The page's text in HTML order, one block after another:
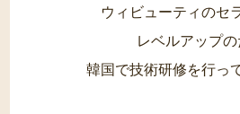
ウィビューティのセ
レベルアップ
韓国で技術研修を行っ